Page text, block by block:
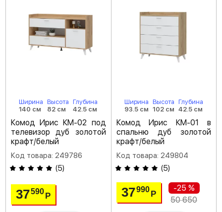
Ширина
140 см
Высота
82 см
Глубина
42.5 см
Комод Ирис КМ-02 под
телевизор дуб золотой
крафт/белый
Код товара: 249786
(5)
37590Р
Ширина
93.5 см
Высота
102 см
Глубина
42.5 см
Комод Ирис КМ-01 в
спальню дуб золотой
крафт/белый
Код товара: 249804
(5)
37990 Р
-25 %
50 650